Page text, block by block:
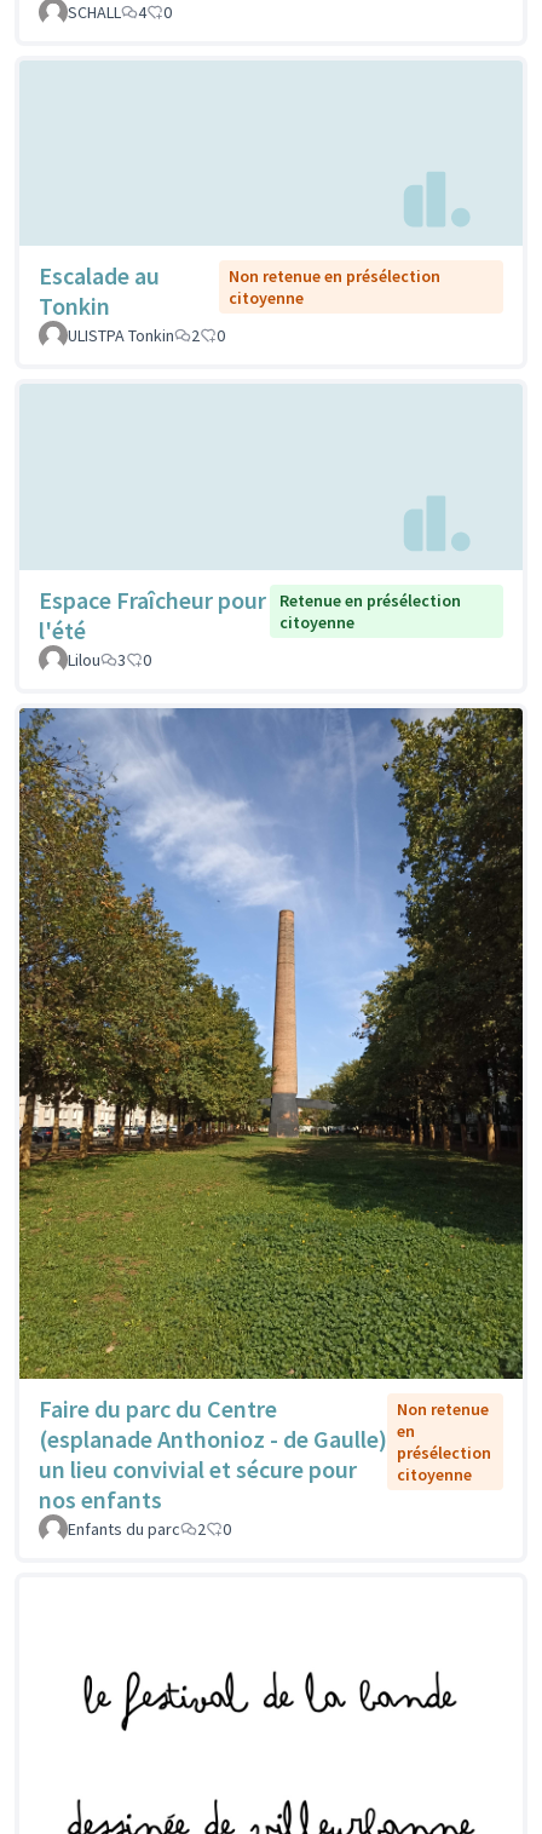
SCHALL
4 0
Escalade au
Tonkin
Non retenue en présélection
citoyenne
ULISTPA Tonkin
2 0
Espace Fraîcheur pour
l'été
Retenue en présélection
citoyenne
Lilou
3 0
Faire du parc du Centre
(esplanade Anthonioz - de Gaulle)
un lieu convivial et sécure pour
nos enfants
Non retenue
en
présélection
citoyenne
Enfants du parc 2 0